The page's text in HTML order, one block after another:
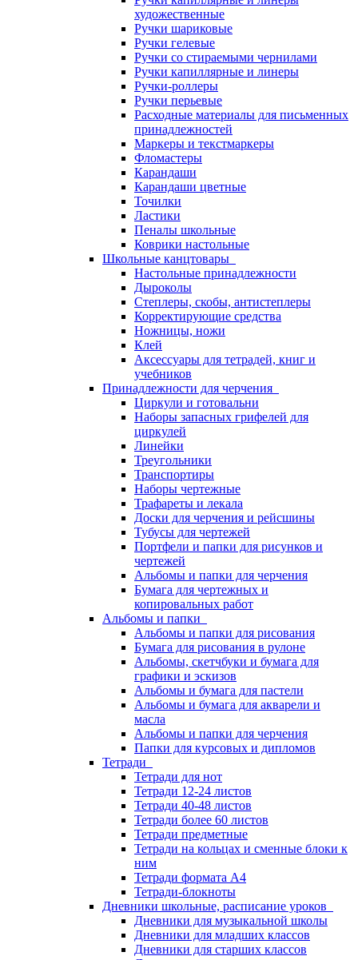
художественные
Ручки шариковые
Ручки гелевые
Ручки со стираемыми чернилами
Ручки капиллярные и линеры
Ручки-роллеры
Ручки перьевые
Расходные материалы для письменных
принадлежностей
Маркеры и текстмаркеры
Фломастеры
Карандаши
Карандаши цветные
Точилки
Ластики
Пеналы школьные
Коврики настольные
Школьные канцтовары
Настольные принадлежности
Дыроколы
Степлеры, скобы, антистеплеры
Корректирующие средства
Ножницы, ножи
Клей
Аксессуары для тетрадей, книг и
учебников
Принадлежности для черчения
Циркули и готовальни
Наборы запасных грифелей для
циркулей
Линейки
Треугольники
Транспортиры
Наборы чертежные
Трафареты и лекала
Доски для черчения и рейсшины
Тубусы для чертежей
Портфели и папки для рисунков и
чертежей
Альбомы и папки для черчения
Бумага для чертежных и
копировальных работ
Альбомы и папки
Альбомы и папки для рисования
Бумага для рисования в рулоне
Альбомы, скетчбуки и бумага для
графики и эскизов
Альбомы и бумага для пастели
Альбомы и бумага для акварели и
масла
Альбомы и папки для черчения
Папки для курсовых и дипломов
Тетради
Тетради для нот
Тетради 12-24 листов
Тетради 40-48 листов
Тетради более 60 листов
Тетради предметные
Тетради на кольцах и сменные блоки к
ним
Тетради формата А4
Тетради-блокноты
Дневники школьные, расписание уроков
Дневники для музыкальной школы
Дневники для младших классов
Дневники для старших классов